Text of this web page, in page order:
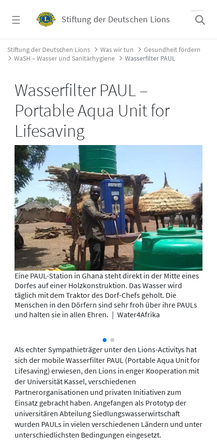
Stiftung der Deutschen Lions
Wasserfilter PAUL - Stiftung der Deutschen
Stiftung der Deutschen Lions Was wir tun
Gesundheit fördern
WaSH – Wasser und Sanitärhygiene
Wasserfilter PAUL
Wasserfilter PAUL –
Portable Aqua Unit for
Lifesaving
Eine PAUL-Station in Ghana steht direkt in der Mitte eines
Dorfes auf einer Holzkonstruktion. Das Wasser wird
täglich mit dem Traktor des Dorf-Chefs geholt. Die
Menschen in den Dörfern sind sehr froh über ihre PAULs
und halten sie in allen Ehren. | Water4Afrika
Als echter Sympathieträger unter den Lions-Activitys hat
sich der mobile Wasserfilter PAUL (Portable Aqua Unit for
Lifesaving) erwiesen, den Lions in enger Kooperation mit
der Universität Kassel, verschiedenen
Partnerorganisationen und privaten Initiativen zum
Einsatz gebracht haben. Angefangen als Prototyp der
universitären Abteilung Siedlungswasserwirtschaft
wurden PAULs in vielen verschiedenen Ländern und unter
unterschiedlichsten Bedingungen eingesetzt.